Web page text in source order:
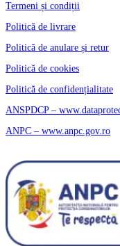
Termeni și condiții
Politică de livrare
Politică de anulare și retur
Politică de cookies
Politică de confidențialitate
ANSPDCP –
ANPC – www.anpc.gov.ro